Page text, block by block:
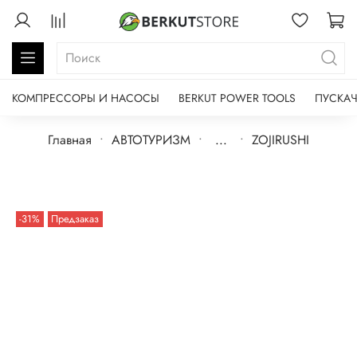
КОМПРЕССОРЫ И НАСОСЫ BERKUT POWER TOOLS
Главная АВТОТУРИЗМ ... ZOJIRUSHI
-31% Предзаказ